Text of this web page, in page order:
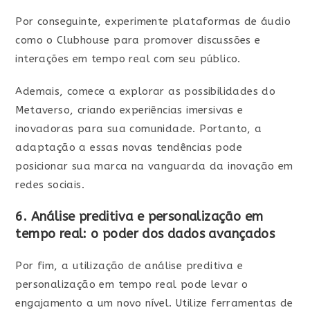
Por conseguinte, experimente plataformas de áudio
como o Clubhouse para promover discussões e
interações em tempo real com seu público.
Ademais, comece a explorar as possibilidades do
Metaverso, criando experiências imersivas e
inovadoras para sua comunidade. Portanto, a
adaptação a essas novas tendências pode
posicionar sua marca na vanguarda da inovação em
redes sociais.
6. Análise preditiva e personalização em
tempo real: o poder dos dados avançados
Por fim, a utilização de análise preditiva e
personalização em tempo real pode levar o
engajamento a um novo nível. Utilize ferramentas de